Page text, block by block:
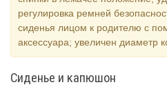
регулировка ремней
сиденья лицом к родителю с
аксессуара; увеличен диаметр
Сиденье и капюшон